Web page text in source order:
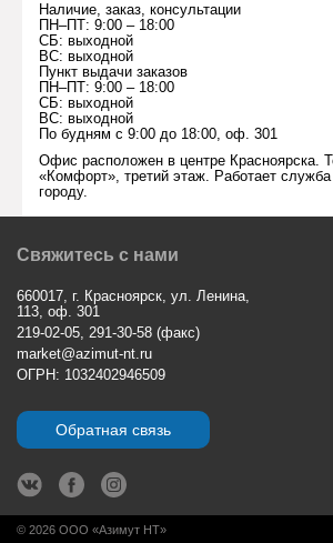
Наличие, заказ, консультации
ПН–ПТ: 9:00 – 18:00
СБ: выходной
ВС: выходной
Пункт выдачи заказов
ПН–ПТ: 9:00 – 18:00
СБ: выходной
ВС: выходной
По будням с 9:00 до 18:00, оф. 301
Офис расположен в центре Красноярска.
«Комфорт», третий этаж. Работает служба
городу.
Свяжитесь с нами
660017, г. Красноярск, ул. Ленина,
113, оф. 301
219-02-05, 291-30-58 (факс)
market@azimut-nt.ru
ОГРН: 1032402946509
Обратная связь
© 2026 ООО «Азимут НТ»